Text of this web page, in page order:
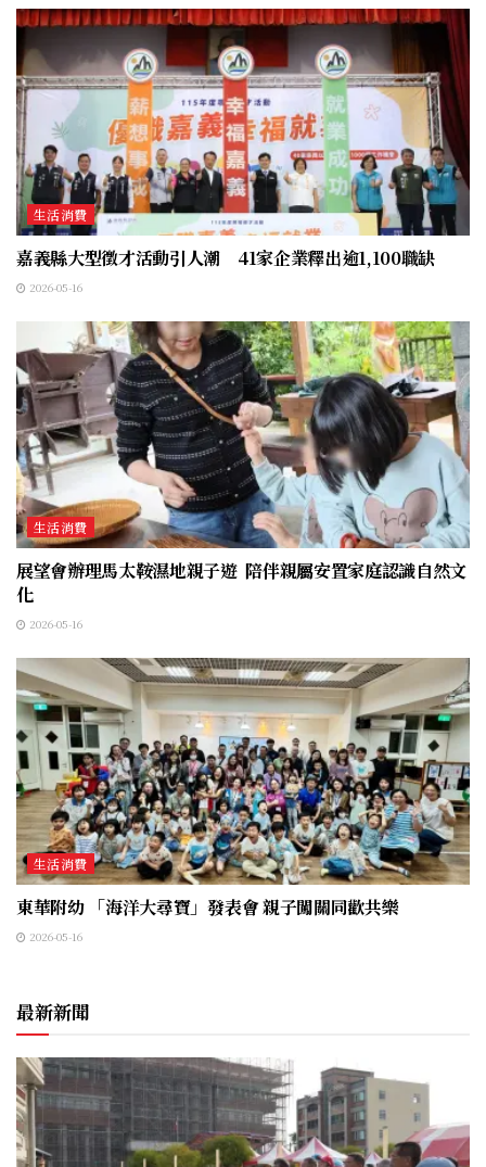
生活消費
嘉義縣大型徵才活動引人潮 41家企業釋出逾1,100職缺
2026-05-16
生活消費
展望會辦理馬太鞍濕地親子遊 陪伴親屬安置家庭認識自然文
化
2026-05-16
生活消費
東華附幼 「海洋大尋寶」發表會 親子闖關同歡共樂
2026-05-16
最新新聞